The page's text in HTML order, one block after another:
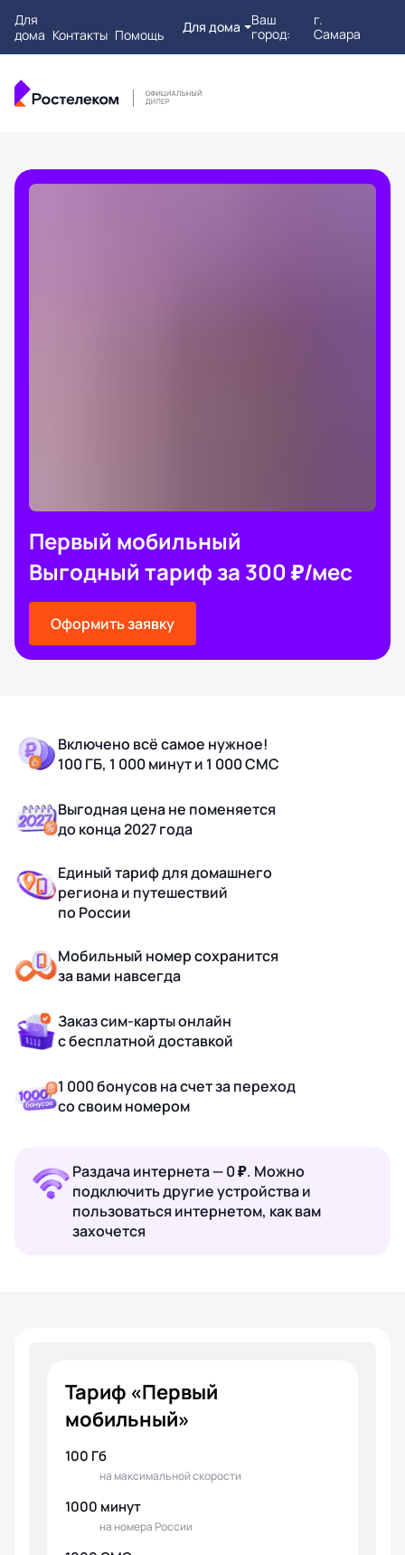
Для
дома Контакты Помощь Для дома
Ваш
город:
г.
Самара
Первый мобильный
Выгодный тариф за 300 ₽/мес
Оформить заявку
Включено всё самое нужное!
100 ГБ, 1 000 минут и 1 000 СМС
Выгодная цена не поменяется
до конца 2027 года
Единый тариф для домашнего
региона и путешествий
по России
Мобильный номер сохранится
за вами навсегда
Заказ сим-карты онлайн
с бесплатной доставкой
1 000 бонусов на счет за переход
со своим номером
Раздача интернета — 0 ₽. Можно
подключить другие устройства и
пользоваться интернетом, как вам
захочется
Тариф «Первый
мобильный»
100 Гб
на максимальной скорости
1000 минут
на номера России